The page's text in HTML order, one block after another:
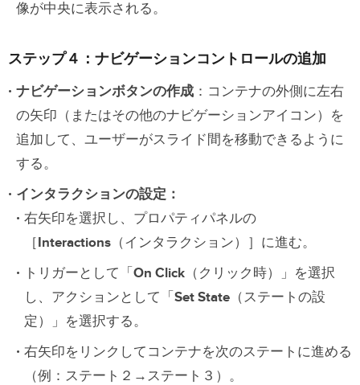
像が中央に表示される。
ステップ４：ナビゲーションコントロールの追加
ナビゲーションボタンの作成 ：コンテナの外側に左右
の矢印（またはその他のナビゲーションアイコン）を
追加して、ユーザーがスライド間を移動できるように
する。
インタラクションの設定：
右矢印を選択し、プロパティパネルの
［Interactions （インタラクション）］に進む。
トリガーとして「 On Click （クリック時）」を選択
し、アクションとして「 Set State （ステートの設
定）」を選択する。
右矢印をリンクしてコンテナを次のステートに進める
（例：ステート２→ステート３）。